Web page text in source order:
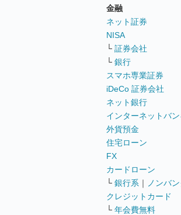
金融
ネット証券
NISA
└ 証券会社
└ 銀行
スマホ専業証券
iDeCo 証券会社
ネット銀行
インターネットバ
外貨預金
住宅ローン
FX
カードローン
└ 銀行系 ｜
ノンバン
クレジットカード
└ 年会費無料